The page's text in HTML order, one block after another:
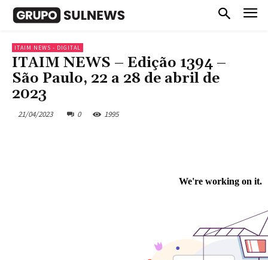
ITAIM NEWS - DIGITAL
ITAIM NEWS – Edição 1394 –
São Paulo, 22 a 28 de abril de
2023
21/04/2023 0 1995